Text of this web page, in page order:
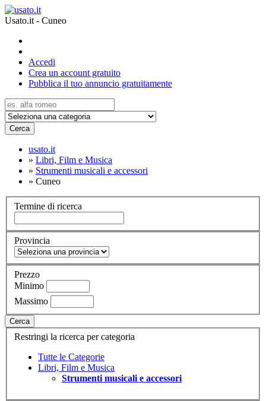
Usato.it - Cuneo
Accedi
Crea un account gratuito
Pubblica il tuo annuncio gratuitamente
Cerca
usato.it
» Libri, Film e Musica
» Strumenti musicali e accessori
» Cuneo
Termine di ricerca
Provincia
Prezzo
Minimo
Massimo
Cerca
Restringi la ricerca per categoria
Tutte le Categorie
Libri, Film e Musica
Strumenti musicali e accessori